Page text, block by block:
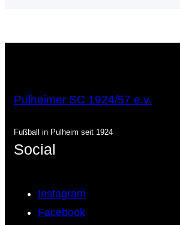
Pulheimer SC 1924/57 e.v.
Fußball in Pulheim seit 1924
Social
Instagram
Facebook